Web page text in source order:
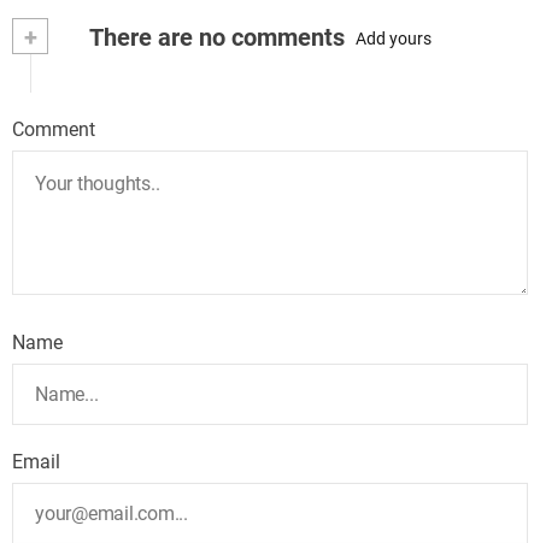
+ There are no comments Add yours
Comment
Name
Email